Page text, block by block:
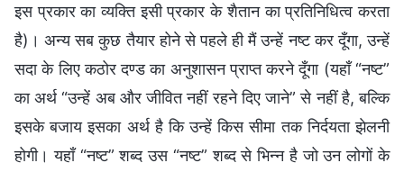
इस प्रकार का व्यक्ति इसी प्रकार के शैतान का प्रतिनिधित्व करता
है)। अन्य सब कुछ तैयार होने से पहले ही मैं उन्हें नष्ट कर दूँगा, उन्हें
सदा के लिए कठोर दण्ड का अनुशासन प्राप्त करने दूँगा (यहाँ “नष्ट”
का अर्थ “उन्हें अब और जीवित नहीं रहने दिए जाने” से नहीं है, बल्कि
इसके बजाय इसका अर्थ है कि उन्हें किस सीमा तक निर्दयता झेलनी
होगी। यहाँ “नष्ट” शब्द उस “नष्ट” शब्द से भिन्न है जो उन लोगों के